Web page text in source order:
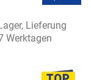
Lieferung
Werktagen